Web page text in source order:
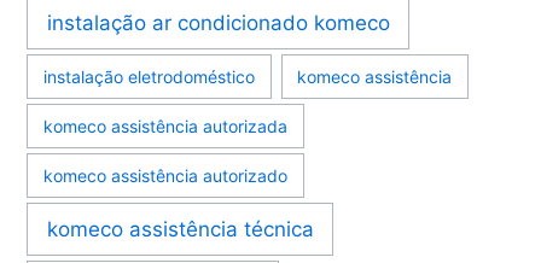
instalação ar condicionado komeco
instalação eletrodoméstico komeco assistência
komeco assistência autorizada
komeco assistência autorizado
komeco assistência técnica